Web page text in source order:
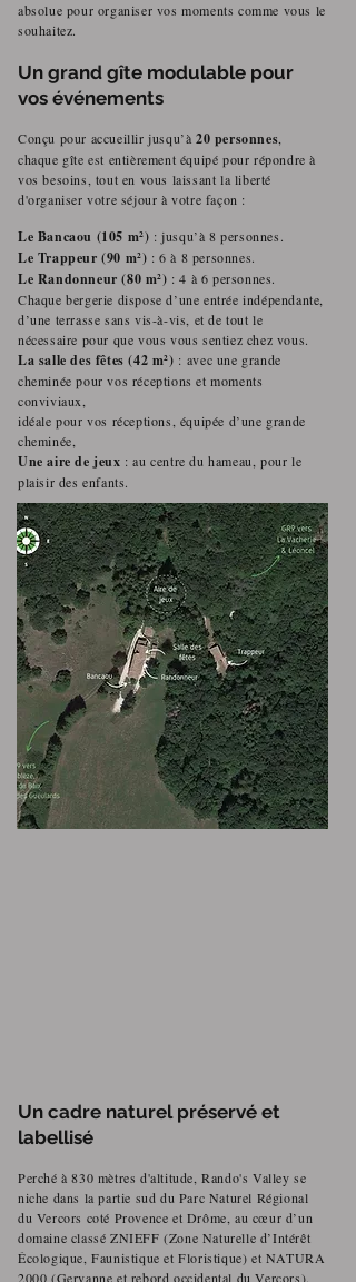
absolue pour organiser vos moments comme vous le
souhaitez.
Un grand gîte modulable pour
vos événements
Conçu pour accueillir jusqu’à 20 personnes
chaque gîte est entièrement équipé pour répondre à
vos besoins, tout en vous laissant la liberté
d'organiser votre séjour à votre façon :
Le Bancaou (105 m²) : jusqu’à 8 personnes.
Le Trappeur (90 m²) : 6 à 8 personnes.
Le Randonneur (80 m²) : 4 à 6 personnes.
Chaque bergerie dispose d’une entrée indépendante,
d’une terrasse sans vis-à-vis, et de tout le
nécessaire pour que vous vous sentiez chez vous.
La salle des fêtes (42 m²) : avec une grande
cheminée pour vos réceptions et moments
conviviaux,
idéale pour vos réceptions, équipée d’une grande
cheminée,
Une aire de jeux : au centre du hameau, pour le
plaisir des enfants.
Un cadre naturel préservé et
labellisé
Perché à 830 mètres d'altitude, Rando's Valley se
niche dans la partie sud du Parc Naturel Régional
du Vercors coté Provence et Drôme, au cœur d’un
domaine classé ZNIEFF (Zone Naturelle d’Intérêt
Écologique, Faunistique et Floristique) et NATURA
2000 (Gervanne et rebord occidental du Vercors).